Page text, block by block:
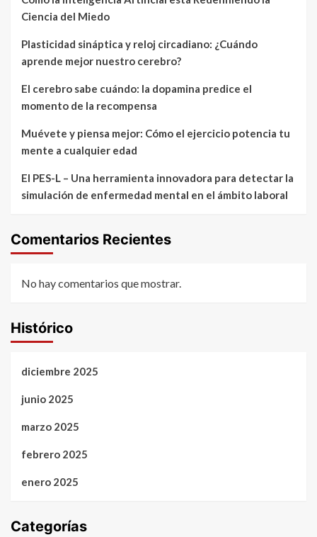
Ciencia del Miedo
Plasticidad sináptica y reloj circadiano: ¿Cuándo
aprende mejor nuestro cerebro?
El cerebro sabe cuándo: la dopamina predice el
momento de la recompensa
Muévete y piensa mejor: Cómo el ejercicio potencia tu
mente a cualquier edad
El PES-L – Una herramienta innovadora para detectar la
simulación de enfermedad mental en el ámbito laboral
Comentarios Recientes
No hay comentarios que mostrar.
Histórico
diciembre 2025
junio 2025
marzo 2025
febrero 2025
enero 2025
Categorías